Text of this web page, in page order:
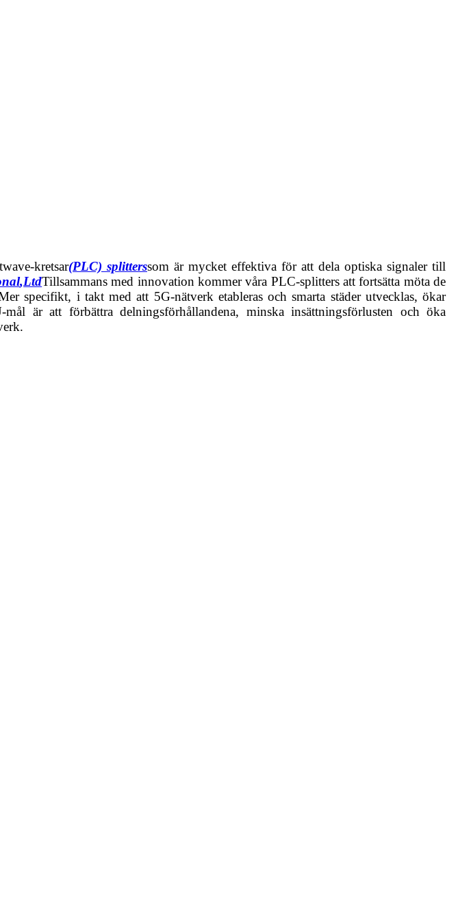
kretsar(PLC) splitterssom är mycket effektiva för att dela optiska signaler till
,LtdTillsammans med innovation kommer våra PLC-splitters att fortsätta möta de
specifikt, i takt med att 5G-nätverk etableras och smarta städer utvecklas, ökar
är att förbättra delningsförhållandena, minska insättningsförlusten och öka